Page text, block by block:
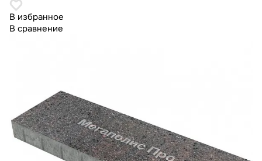
В избранное
В сравнение